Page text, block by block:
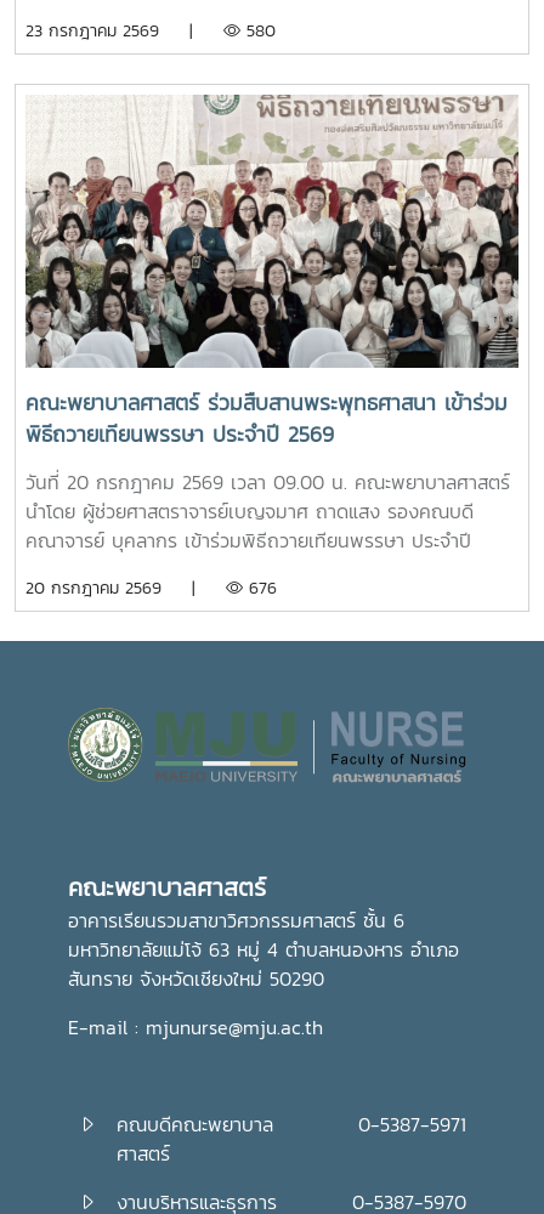
การอนุรักษ์ศิลปวัฒนธรรม และกิจกรรมส่งเสริมคุณลักษณะอัน
พงษ์พานิช และนายพงษ์พิพัฒน์ ราชจันทร์ ได้นำนักศึกษาเยี่ยม
ชมเส้นทางและสถานที่สำคัญภายในมหาวิทยาลัย อาทิ อนุสาวรีย์
คุณพระช่วงเกษตรศิลปการ เพื่อให้นักศึกษาได้เรียนรู้ประวัติและ
คุณูปการของปูชนียบุคคลผู้มีความสำคัญต่อมหาวิทยาลัย คุณค่า
ทางประวัติศาสตร์และจิตวิญญาณของสถาบันและช่วงบ่าย คณะ
นักศึกษาได้เข้าเยี่ยมชมสำนักฟาร์มมหาวิทยาลัย และสำนักวิจัย
และส่งเสริมวิชาการการเกษตร โดยมี นางสาววัชรินทร์ จันท
วรรณ ให้การต้อนรับ พร้อมบรรยายให้ความรู้เกี่ยวกับการผลิต
และการพัฒนาผลิตภัณฑ์กัญชงเพื่อสุขภาพ รวมทั้งนำเยี่ยมชม
แปลงกัญชง เพื่อเปิดมุมมองด้านงานวิจัยและนวัตกรรมทางการ
เกษตรของมหาวิทยาลัย จากนั้น นักศึกษาได้เดินทางไปศึกษา
แหล่งเรียนรู้อ่างเก็บน้ำห้วยโจ้ พร้อมนั่งรถเยี่ยมชมบริเวณรอบ
คณะและหน่วยงานที่ตั้งอยู่นอกพื้นที่หลักของมหาวิทยาลัย ได้แก่
คณะสัตวศาสตร์และเทคโนโลยี และวิทยาลัยพลังงาน เพื่อเรียนรู้
ศักยภาพและความหลากหลายของศาสตร์ที่มหาวิทยาลัยแม่โจ้เปิด
การเรียนการสอน กิจกรรมตามโครงการดังกล่าว นับว่าเป็นการ
ส่งเสริมการเรียนรู้นอกห้องเรียน สร้างเครือข่ายความร่วมมือ
ระหว่างหน่วยงาน พัฒนาทักษะการคิดวิเคราะห์ การแก้ไขปัญหา
ตลอดจนการปรับตัวในรั้วมหาวิทยาลัย อันเป็นรากฐานสำคัญใน
การก้าวสู่การเป็นวิชาชีพพยาบาลที่มีคุณธรรมและจริยธรรมต่อไป
ดร.เทพ พงษ์พานิช นายกสภามหาวิทยาลัยแม่โจ้ เป็นประธานใน
ศาสตร์ และนักศึกษา เข้าร่วมอย่างพร้อมเพรียงห้อง “ร่ม
อินทนิล” เกิดขึ้นจากความร่วมมือระหว่างมหาวิทยาลัยแม่โจ้และ
คณะพยาบาลศาสตร์ เพื่อเป็นศูนย์ให้บริการด้านการดูแลสุขภาพ
เบื้องต้น การให้คำปรึกษา แนะนำด้านสุขภาพกายและสุขภาพใจ
แก่นักศึกษา เพื่อให้นักศึกษาได้รับการดูแลอย่างทั่วถึง มีสุขภาวะ
ที่ดีทั้งด้านร่างกายและจิตใจ อันจะนำไปสู่การส่งเสริมคุณภาพ
ชีวิต ความปลอดภัย และสวัสดิภาพการใช้ชีวิตภายในมหาวิทยาลัย
โดยจะเปิดให้บริการทุกวัน ตั้งแต่เวลา 17.00-20.00 น.นอกจากนี้
ห้อง “ร่มอินทนิล” ยังเป็นพื้นที่แห่งการเรียนรู้และฝึกปฏิบัติ
วิชาชีพของนักศึกษาพยาบาล ภายใต้การกำกับดูแลของ
คณาจารย์และบุคลากรผู้เชี่ยวชาญ เพื่อให้นักศึกษาได้พัฒนา
ทักษะการดูแลผู้รับบริการจากสถานการณ์จริง ควบคู่ไปกับการ
สร้างประโยชน์แก่สังคมภายในมหาวิทยาลัยอย่างไรก็ตาม การเปิด
ให้บริการห้อง “ร่มอินทนิล” ในครั้งนี้ นับว่าเป็นก้าวสำคัญของ
มหาวิทยาลัย ในการพัฒนาระบบการดูแลสุขภาพของนักศึกษา
อย่างเป็นรูปธรรม สะท้อนถึงความมุ่งมั่นในการสร้างสภาพ
ดีของนักศึกษาอย่างรอบด้าน
23 กรกฎาคม 2569 | 580
คณะพยาบาลศาสตร์ ร่วมสืบสานพระพุทธศาสนา เข้าร่วม
พิธีถวายเทียนพรรษา ประจำปี 2569
วันที่ 20 กรกฎาคม 2569 เวลา 09.00 น. คณะพยาบาลศาสตร์
นำโดย ผู้ช่วยศาสตราจารย์เบญจมาศ ถาดแสง รองคณบดี
คณาจารย์ บุคลากร เข้าร่วมพิธีถวายเทียนพรรษา ประจำปี
ประธานในพิธี ณ อาคารแผ่พืชน์ มหาวิทยาลัยแม่โจ้ผู้เข้าร่วมพิธี
อีกทั้งยังเป็นการส่งเสริมการอนุรักษ์ศิลปวัฒนธรรมและปลูกฝัง
คุณธรรม จริยธรรม ตลอดจนสร้างความเป็นสิริมงคลแก่ชีวิต
คณะพยาบาลศาสตร์ มุ่งมั่น ส่งเสริมให้บุคลากรมีส่วนร่วมในการ
ต่อไปอย่างไรก็ตาม พิธีถวายเทียนพรรษาในครั้งนี้ จัดโดย กอง
ส่งเสริมศิลปวัฒนธรรม มหาวิทยาลัยแม่โจ้
20 กรกฎาคม 2569 | 676
คณะพยาบาลศาสตร์
อาคารเรียนรวมสาขาวิศวกรรมศาสตร์ ชั้น 6
มหาวิทยาลัยแม่โจ้ 63 หมู่ 4 ตำบลหนองหาร อำเภอ
สันทราย จังหวัดเชียงใหม่ 50290
E-mail : mjunurse@mju.ac.th
คณบดีคณะพยาบาล
ศาสตร์
0-5387-5971
งานบริหารและธุรการ 0-5387-5970